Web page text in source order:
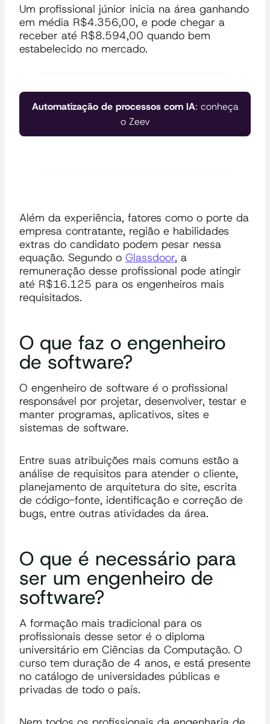
Um profissional júnior inicia na área ganhando
em média R$4.356,00, e pode chegar a
receber até R$8.594,00 quando bem
estabelecido no mercado.
Automatização de processos com IA: conheça
o Zeev
Além da experiência, fatores como o porte da
empresa contratante, região e habilidades
extras do candidato podem pesar nessa
equação. Segundo o Glassdoor, a
remuneração desse profissional pode atingir
até R$16.125 para os engenheiros mais
requisitados.
O que faz o engenheiro
de software?
O engenheiro de software é o profissional
responsável por projetar, desenvolver, testar e
manter programas, aplicativos, sites e
sistemas de software.
Entre suas atribuições mais comuns estão a
análise de requisitos para atender o cliente,
planejamento de arquitetura do site, escrita
de código-fonte, identificação e correção de
bugs, entre outras atividades da área.
O que é necessário para
ser um engenheiro de
software?
A formação mais tradicional para os
profissionais desse setor é o diploma
universitário em Ciências da Computação. O
curso tem duração de 4 anos, e está presente
no catálogo de universidades públicas e
privadas de todo o país.